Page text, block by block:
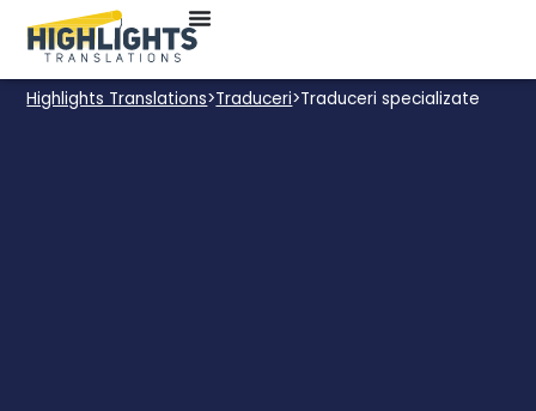
Highlights Translations>Traduceri>Traduceri specializate